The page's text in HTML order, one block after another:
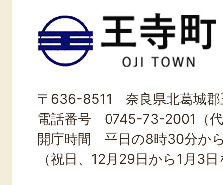
王
寺
町
TOWN
〒636-8511 奈良県北葛城郡
電話番号 0745-73-2001（
開庁時間 平日の8時30分か
（祝日、12月29日から1月3